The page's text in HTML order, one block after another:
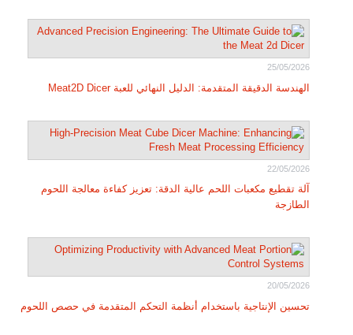
25/05/2026
الهندسة الدقيقة المتقدمة: الدليل النهائي للعبة Meat2D Dicer
22/05/2026
آلة تقطيع مكعبات اللحم عالية الدقة: تعزيز كفاءة معالجة اللحوم
الطازجة
20/05/2026
تحسين الإنتاجية باستخدام أنظمة التحكم المتقدمة في حصص اللحوم